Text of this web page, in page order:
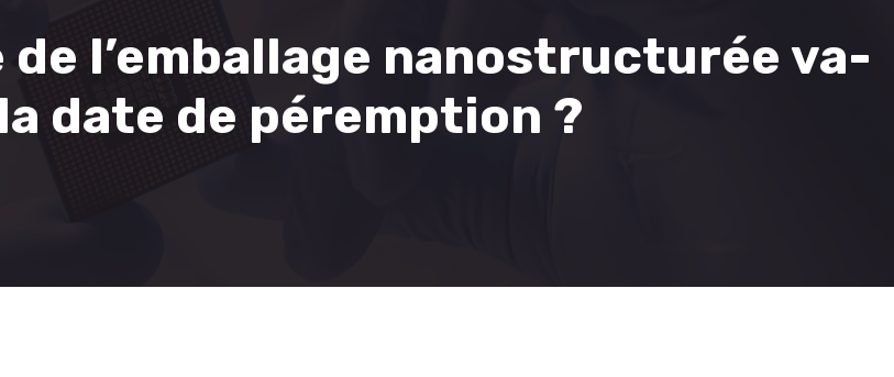
l’emballage nanostructurée va-
date de péremption ?